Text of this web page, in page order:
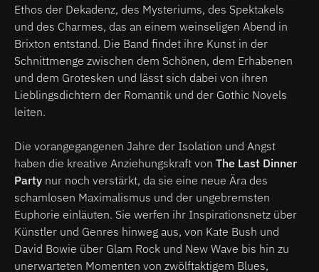
Ethos der Dekadenz, des Mysteriums, des Spektakels
und des Charmes, das an einem weinseligen Abend in
Brixton entstand. Die Band findet ihre Kunst in der
Schnittmenge zwischen dem Schönen, dem Erhabenen
und dem Grotesken und lässt sich dabei von ihren
Lieblingsdichtern der Romantik und der Gothic Novels
leiten.
Die vorangegangenen Jahre der Isolation und Angst
haben die kreative Anziehungskraft von The Last Dinner
Party nur noch verstärkt, da sie eine neue Ära des
schamlosen Maximalismus und der ungebremsten
Euphorie einläuten. Sie werfen ihr Inspirationsnetz über
Künstler und Genres hinweg aus, von Kate Bush und
David Bowie über Glam Rock und New Wave bis hin zu
unerwarteten Momenten von zwölftaktigem Blues,